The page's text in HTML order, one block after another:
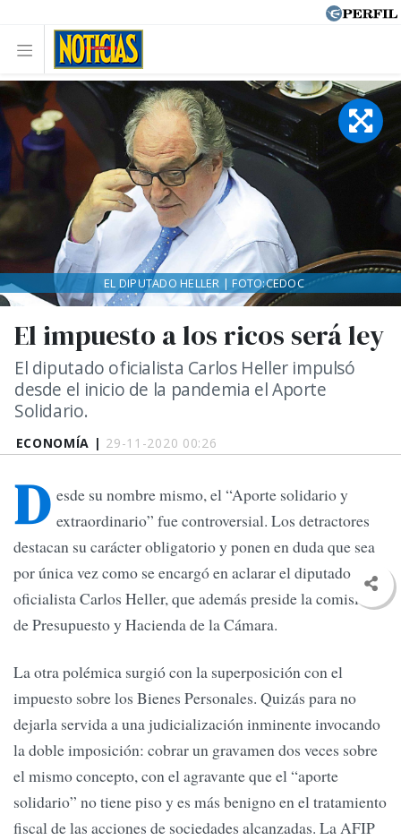
ECONOMÍA | 29-11-2020 00:26
El impuesto a los ricos será ley
El diputado oficialista Carlos Heller impulsó
desde el inicio de la pandemia el Aporte
Solidario.
EL DIPUTADO HELLER | FOTO:CEDOC
D esde su nombre mismo, el “Aporte solidario y
extraordinario” fue controversial. Los detractores
destacan su carácter obligatorio y ponen en duda que sea
por única vez como se encargó en aclarar el diputado
oficialista Carlos Heller, que además preside la comisión
de Presupuesto y Hacienda de la Cámara.
La otra polémica surgió con la superposición con el
impuesto sobre los Bienes Personales. Quizás para no
dejarla servida a una judicialización inminente invocando
la doble imposición: cobrar un gravamen dos veces sobre
el mismo concepto, con el agravante que el “aporte
solidario” no tiene piso y es más benigno en el tratamiento
fiscal de las acciones de sociedades alcanzadas. La AFIP